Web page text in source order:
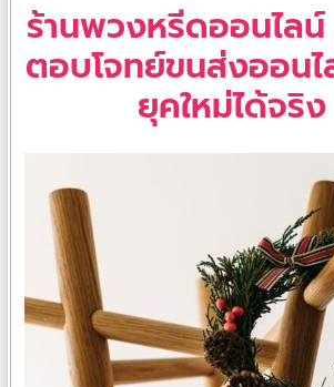
ร้านพวงหรีดออนไลน์
ตอบโจทย์ขนส่งออน
ยุคใหม่ได้จริ